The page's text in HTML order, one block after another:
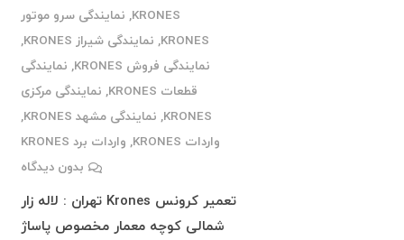
KRONES
, نمایندگی سرو موتور
KRONES
, نمایندگی شیراز KRONES
,
نمایندگی فروش KRONES
, نمایندگی
قطعات KRONES
, نمایندگی مرکزی
KRONES
, نمایندگی مشهد KRONES
,
واردات KRONES
, واردات برد KRONES
بدون دیدگاه
تعمیر کرونس Krones تهران : لاله زار
شمالی کوچه معمار مخصوص پاساژ